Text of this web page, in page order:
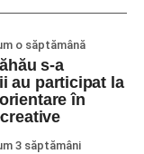
o săptămână
s-a
au participat la
în
3 săptămâni